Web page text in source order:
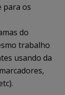
para os
do
trabalho
usando da